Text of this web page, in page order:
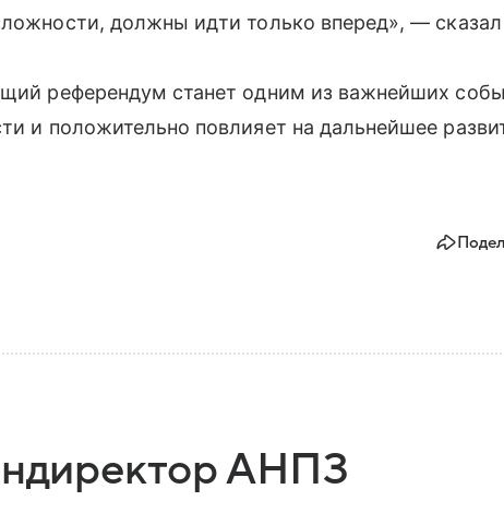
должны идти только вперед», — сказал
референдум станет одним из важнейших
и положительно повлияет на дальнейшее
АНПЗ